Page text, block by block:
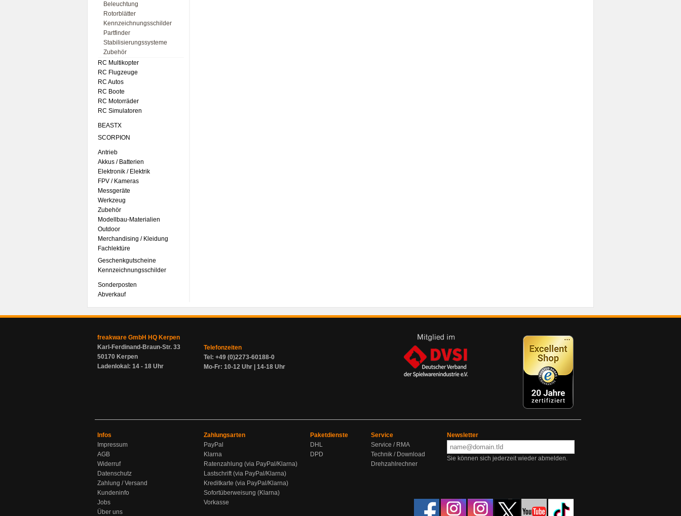
Beleuchtung
Rotorblätter
Kennzeichnungsschilder
Partfinder
Stabilisierungssysteme
Zubehör
RC Multikopter
RC Flugzeuge
RC Autos
RC Boote
RC Motorräder
RC Simulatoren
BEASTX
SCORPION
Antrieb
Akkus / Batterien
Elektronik / Elektrik
FPV / Kameras
Messgeräte
Werkzeug
Zubehör
Modellbau-Materialien
Outdoor
Merchandising / Kleidung
Fachlektüre
Geschenkgutscheine
Kennzeichnungsschilder
Sonderposten
Abverkauf
freakware GmbH HQ Kerpen
Karl-Ferdinand-Braun-Str. 33
50170 Kerpen
Ladenlokal: 14 - 18 Uhr
Telefonzeiten
Tel: +49 (0)2273-60188-0
Mo-Fr: 10-12 Uhr | 14-18 Uhr
Infos
Impressum
AGB
Widerruf
Datenschutz
Zahlung / Versand
Kundeninfo
Jobs
Über uns
Zahlungsarten
PayPal
Klarna
Ratenzahlung (via PayPal/Klarna)
Lastschrift (via PayPal/Klarna)
Kreditkarte (via PayPal/Klarna)
Sofortüberweisung (Klarna)
Vorkasse
Paketdienste
DHL
DPD
Service
Service / RMA
Technik / Download
Drehzahlrechner
Newsletter
Sie können sich jederzeit wieder abmelden.